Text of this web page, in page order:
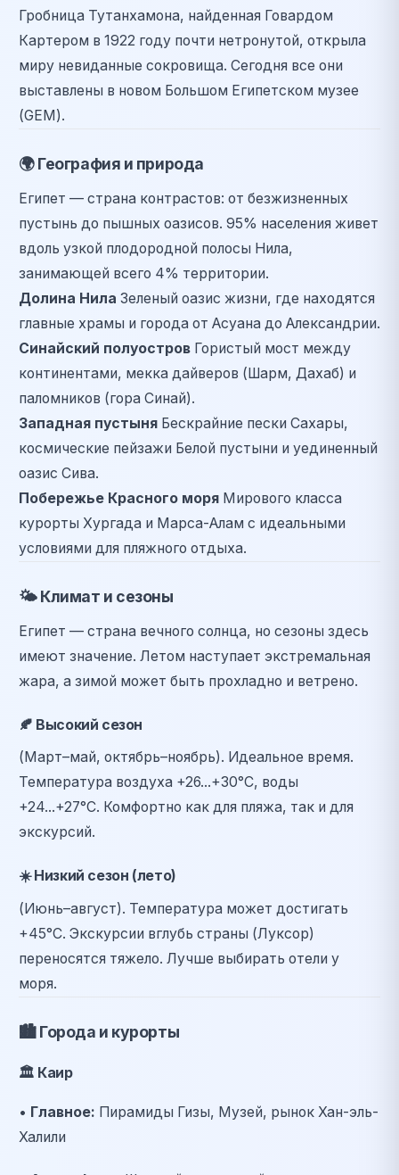
Гробница Тутанхамона, найденная Говардом
Картером в 1922 году почти нетронутой, открыла
миру невиданные сокровища. Сегодня все они
выставлены в новом Большом Египетском музее
(GEM).
🌍География и природа
Египет — страна контрастов: от безжизненных
пустынь до пышных оазисов. 95% населения живет
вдоль узкой плодородной полосы Нила,
занимающей всего 4% территории.
Долина Нила Зеленый оазис жизни, где находятся
главные храмы и города от Асуана до Александрии.
Синайский полуостров Гористый мост между
континентами, мекка дайверов (Шарм, Дахаб) и
паломников (гора Синай).
Западная пустыня Бескрайние пески Сахары,
космические пейзажи Белой пустыни и уединенный
оазис Сива.
Побережье Красного моря Мирового класса
курорты Хургада и Марса-Алам с идеальными
условиями для пляжного отдыха.
🌤️Климат и сезоны
Египет — страна вечного солнца, но сезоны здесь
имеют значение. Летом наступает экстремальная
жара, а зимой может быть прохладно и ветрено.
🍂 Высокий сезон
(Март–май, октябрь–ноябрь). Идеальное время.
Температура воздуха +26...+30°C, воды
+24...+27°C. Комфортно как для пляжа, так и для
экскурсий.
☀️Низкий сезон (лето)
(Июнь–август). Температура может достигать
+45°C. Экскурсии вглубь страны (Луксор)
переносятся тяжело. Лучше выбирать отели у
моря.
🏙️Города и курорты
🏛️ Каир
• Главное: Пирамиды Гизы, Музей, рынок Хан-эль-
Халили